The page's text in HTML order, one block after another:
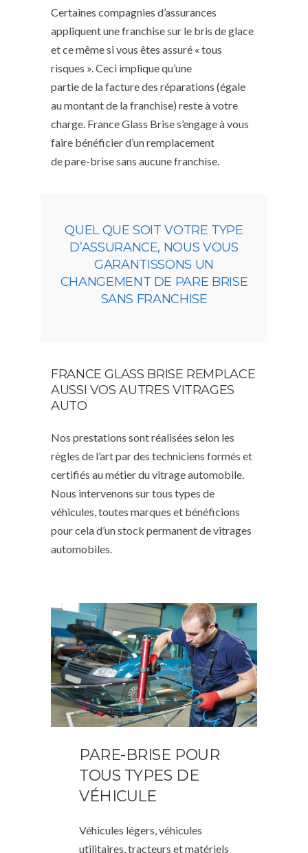
Certaines compagnies d’assurances
appliquent une franchise sur le bris de glace
et ce même si vous êtes assuré « tous
risques ». Ceci implique qu’une
partie de la facture des réparations (égale
au montant de la franchise) reste à votre
charge. France Glass Brise s’engage à vous
faire bénéficier d’un remplacement
de pare-brise sans aucune franchise.
QUEL QUE SOIT VOTRE TYPE
D’ASSURANCE, NOUS VOUS
GARANTISSONS UN
CHANGEMENT DE PARE BRISE
SANS FRANCHISE
FRANCE GLASS BRISE REMPLACE
AUSSI VOS AUTRES VITRAGES
AUTO
Nos prestations sont réalisées selon les
règles de l’art par des techniciens formés et
certifiés au métier du vitrage automobile.
Nous intervenons sur tous types de
véhicules, toutes marques et bénéficions
pour cela d’un stock permanent de vitrages
automobiles.
PARE-BRISE POUR
TOUS TYPES DE
VÉHICULE
Véhicules légers, véhicules
utilitaires, tracteurs et matériels